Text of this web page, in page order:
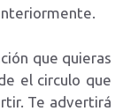
que quieras
el circulo que
Te advertirá